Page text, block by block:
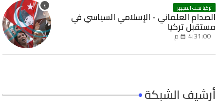
تركيا تحت المجهر
الصدام العلماني - الإسلامي السياسي في
مستقبل تركيا
4:31:00 م
أرشيف الشبكة